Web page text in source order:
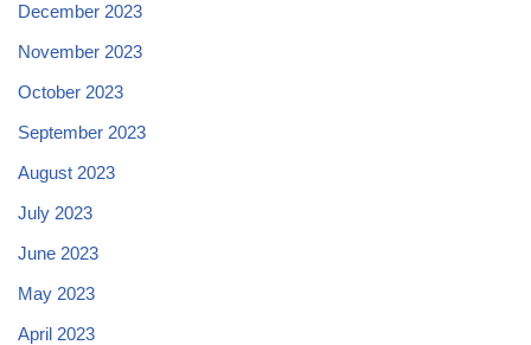
December 2023
November 2023
October 2023
September 2023
August 2023
July 2023
June 2023
May 2023
April 2023